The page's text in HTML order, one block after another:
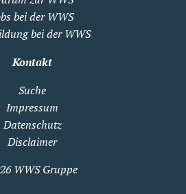
bei der WWS
bei der WWS
Kontakt
Suche
Impressum
Datenschutz
Disclaimer
WWS Gruppe